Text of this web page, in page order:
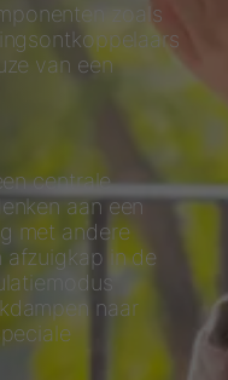
zoals
van een
centrale
aan een
met andere
afzuigkap in de
naar